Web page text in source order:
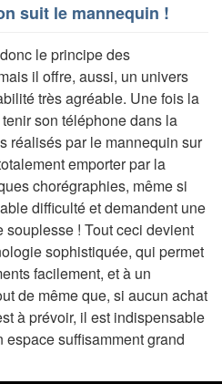
suit le mannequin !
le principe des
il offre, aussi, un univers
très agréable. Une fois la
son téléphone dans la
réalisés par le mannequin sur
emporter par la
chorégraphies, même si
difficulté et demandent une
! Tout ceci devient
sophistiquée, qui permet
facilement, et à un
de même que, si aucun achat
à prévoir, il est indispensable
suffisamment grand